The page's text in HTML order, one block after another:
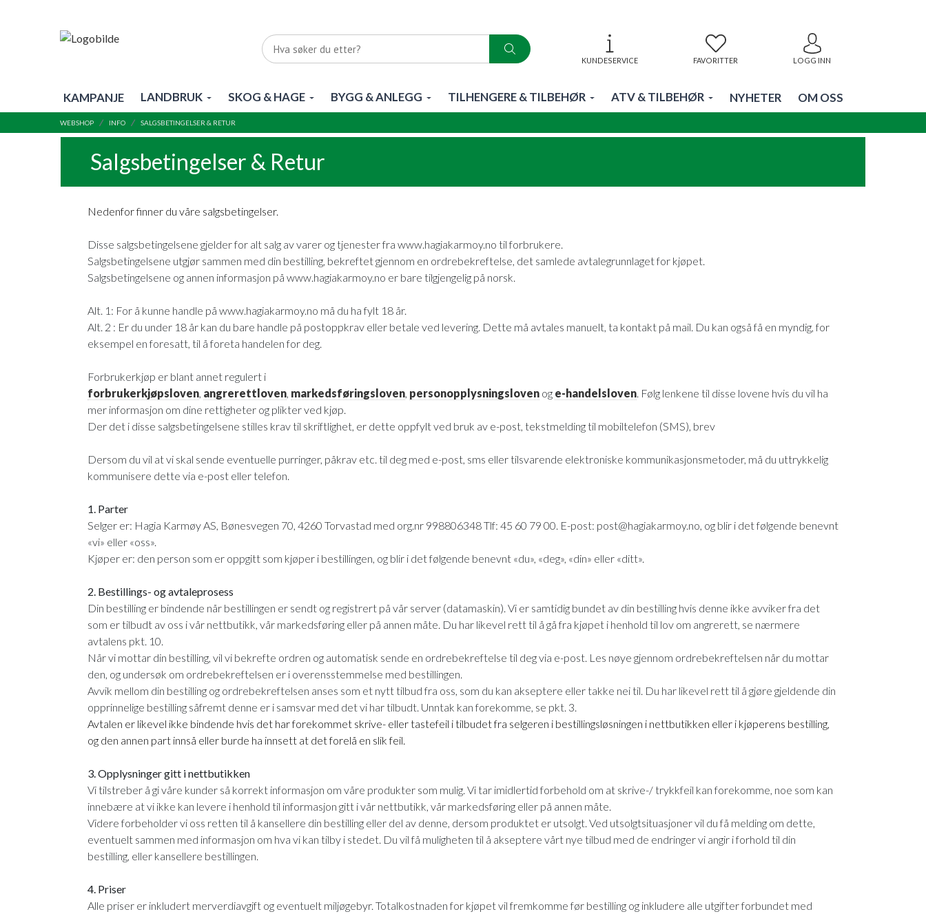
KUNDESERVICE FAVORITTER LOGG INN
KAMPANJE LANDBRUK SKOG & HAGE BYGG & ANLEGG TILHENGERE & TILBEHØR ATV & TILBEHØR NYHETER OM OSS
WEBSHOP INFO SALGSBETINGELSER & RETUR
Salgsbetingelser & Retur
Nedenfor finner du våre salgsbetingelser.
Disse salgsbetingelsene gjelder for alt salg av varer og tjenester fra www.hagiakarmoy.no til forbrukere.
Salgsbetingelsene utgjør sammen med din bestilling, bekreftet gjennom en ordrebekreftelse, det samlede avtalegrunnlaget for kjøpet.
Salgsbetingelsene og annen informasjon på www.hagiakarmoy.no er bare tilgjengelig på norsk.
Alt. 1: For å kunne handle på www.hagiakarmoy.no må du ha fylt 18 år.
Alt. 2 : Er du under 18 år kan du bare handle på postoppkrav eller betale ved levering. Dette må avtales manuelt, ta kontakt på mail. Du kan også få en myndig, for
eksempel en foresatt, til å foreta handelen for deg.
Forbrukerkjøp er blant annet regulert i
forbrukerkjøpsloven, angrerettloven, markedsføringsloven, personopplysningsloven og e-handelsloven. Følg lenkene til disse lovene hvis du vil ha
mer informasjon om dine rettigheter og plikter ved kjøp.
Der det i disse salgsbetingelsene stilles krav til skriftlighet, er dette oppfylt ved bruk av e-post, tekstmelding til mobiltelefon (SMS), brev
Dersom du vil at vi skal sende eventuelle purringer, påkrav etc. til deg med e-post, sms eller tilsvarende elektroniske kommunikasjonsmetoder, må du uttrykkelig
kommunisere dette via e-post eller telefon.
1. Parter
Selger er: Hagia Karmøy AS, Bønesvegen 70, 4260 Torvastad med org.nr 998806348 Tlf: 45 60 79 00. E-post: post@hagiakarmoy.no, og blir i det følgende benevnt
«vi» eller «oss».
Kjøper er: den person som er oppgitt som kjøper i bestillingen, og blir i det følgende benevnt «du», «deg», «din» eller «ditt».
2. Bestillings- og avtaleprosess
Din bestilling er bindende når bestillingen er sendt og registrert på vår server (datamaskin). Vi er samtidig bundet av din bestilling hvis denne ikke avviker fra det
som er tilbudt av oss i vår nettbutikk, vår markedsføring eller på annen måte. Du har likevel rett til å gå fra kjøpet i henhold til lov om angrerett, se nærmere
avtalens pkt. 10.
Når vi mottar din bestilling, vil vi bekrefte ordren og automatisk sende en ordrebekreftelse til deg via e-post. Les nøye gjennom ordrebekreftelsen når du mottar
den, og undersøk om ordrebekreftelsen er i overensstemmelse med bestillingen.
Avvik mellom din bestilling og ordrebekreftelsen anses som et nytt tilbud fra oss, som du kan akseptere eller takke nei til. Du har likevel rett til å gjøre gjeldende din
opprinnelige bestilling såfremt denne er i samsvar med det vi har tilbudt. Unntak kan forekomme, se pkt. 3.
Avtalen er likevel ikke bindende hvis det har forekommet skrive- eller tastefeil i tilbudet fra selgeren i bestillingsløsningen i nettbutikken eller i kjøperens bestilling,
og den annen part innså eller burde ha innsett at det forelå en slik feil.
3. Opplysninger gitt i nettbutikken
Vi tilstreber å gi våre kunder så korrekt informasjon om våre produkter som mulig. Vi tar imidlertid forbehold om at skrive-/ trykkfeil kan forekomme, noe som kan
innebære at vi ikke kan levere i henhold til informasjon gitt i vår nettbutikk, vår markedsføring eller på annen måte.
Videre forbeholder vi oss retten til å kansellere din bestilling eller del av denne, dersom produktet er utsolgt. Ved utsolgtsituasjoner vil du få melding om dette,
eventuelt sammen med informasjon om hva vi kan tilby i stedet. Du vil få muligheten til å akseptere vårt nye tilbud med de endringer vi angir i forhold til din
bestilling, eller kansellere bestillingen.
4. Priser
Alle priser er inkludert merverdiavgift og eventuelt miljøgebyr. Totalkostnaden for kjøpet vil fremkomme før bestilling og inkludere alle utgifter forbundet med